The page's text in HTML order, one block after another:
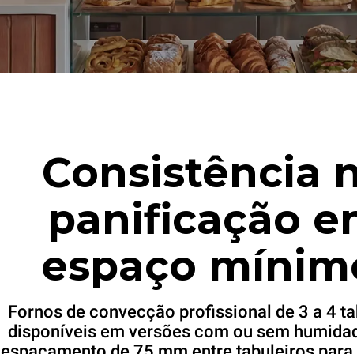
Consistência
panificação
espaço
Fornos de convecção profissional de 3 a 4
disponíveis em versões com ou sem